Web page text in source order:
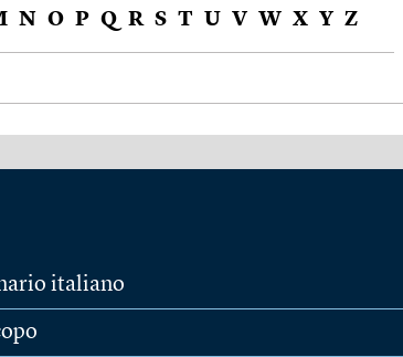
N O P Q R S T U V W X Y Z
italiano